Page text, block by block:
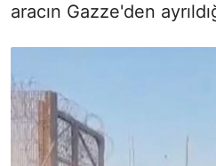
aracın Gazze'den